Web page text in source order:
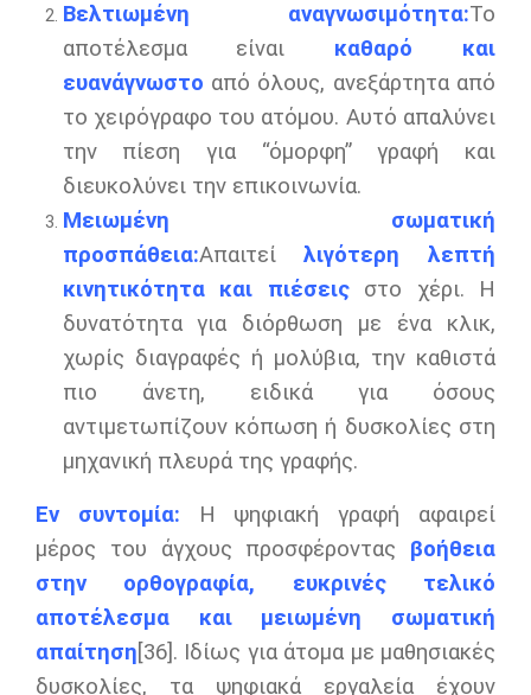
Βελτιωμένη αναγνωσιμότητα:Το
αποτέλεσμα είναι καθαρό και
ευανάγνωστο από όλους, ανεξάρτητα από
το χειρόγραφο του ατόμου. Αυτό απαλύνει
την πίεση για “όμορφη” γραφή και
διευκολύνει την επικοινωνία.
Μειωμένη σωματική
προσπάθεια:Απαιτείλιγότερη λεπτή
κινητικότητα και πιέσειςστο χέρι. Η
δυνατότητα για διόρθωση με ένα κλικ,
χωρίς διαγραφές ή μολύβια, την καθιστά
πιο άνετη, ειδικά για όσους
αντιμετωπίζουν κόπωση ή δυσκολίες στη
μηχανική πλευρά της γραφής.
Εν συντομία: Η ψηφιακή γραφή αφαιρεί
μέρος του άγχους προσφέροντας βοήθεια
στην ορθογραφία, ευκρινές τελικό
αποτέλεσμα και μειωμένη σωματική
απαίτηση[36]. Ιδίως για άτομα με μαθησιακές
δυσκολίες, τα ψηφιακά εργαλεία έχουν